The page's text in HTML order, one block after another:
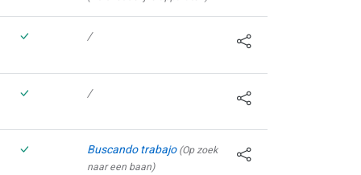
/
/
Buscando trabajo (Op zoek
naar een baan)